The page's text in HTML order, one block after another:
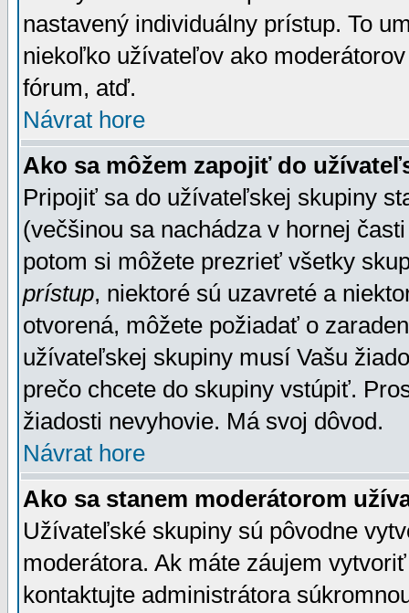
nastavený individuálny prístup. To
niekoľko užívateľov ako
fórum, atď.
Návrat hore
Ako sa môžem zapojiť do
Pripojiť sa do užívateľskej skupiny
(večšinou sa nachádza v hornej
potom si môžete prezrieť všetky
prístup, niektoré sú uzavreté a
otvorená, môžete požiadať o
užívateľskej skupiny musí Vašu
prečo chcete do skupiny vstúpiť.
žiadosti nevyhovie. Má svoj dôvod.
Návrat hore
Ako sa stanem moderátorom
Užívateľské skupiny sú pôvodne
moderátora. Ak máte záujem
kontaktujte administrátora